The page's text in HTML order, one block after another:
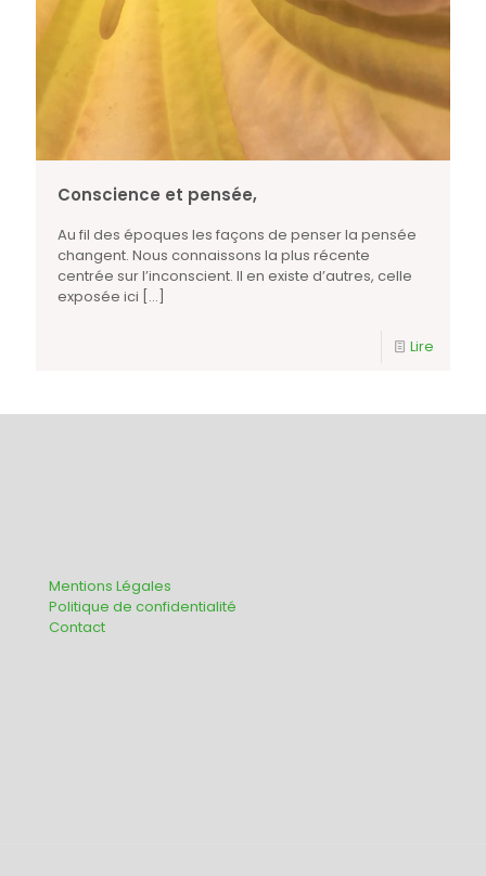
Conscience et pensée,
Au fil des époques les façons de penser la pensée
changent. Nous connaissons la plus récente
centrée sur l’inconscient. Il en existe d’autres, celle
exposée ici […]
Lire
Mentions Légales
Politique de confidentialité
Contact